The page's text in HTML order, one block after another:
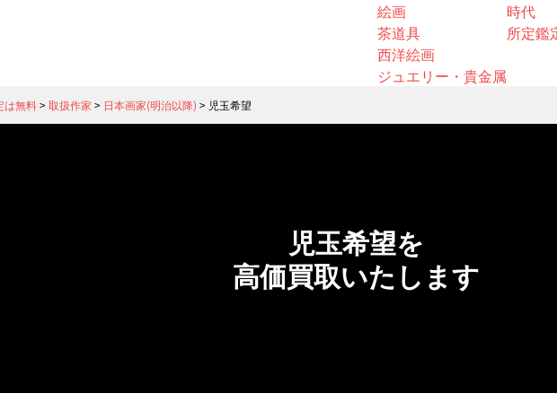
絵画
茶道具
西洋絵画
ジュエリー・貴金属
時代
所定鑑
は無料>取扱作家 > 日本画家(明治以降) > 児玉希望
児玉希望を
高価買取いたします